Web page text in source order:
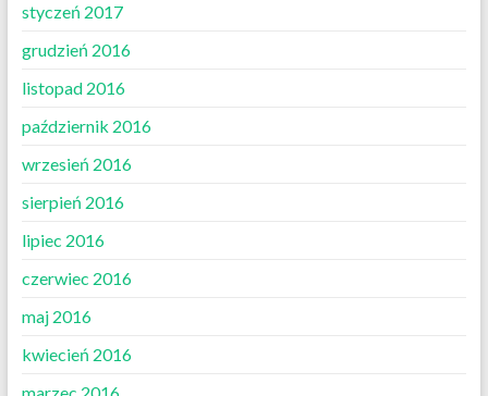
styczeń 2017
grudzień 2016
listopad 2016
październik 2016
wrzesień 2016
sierpień 2016
lipiec 2016
czerwiec 2016
maj 2016
kwiecień 2016